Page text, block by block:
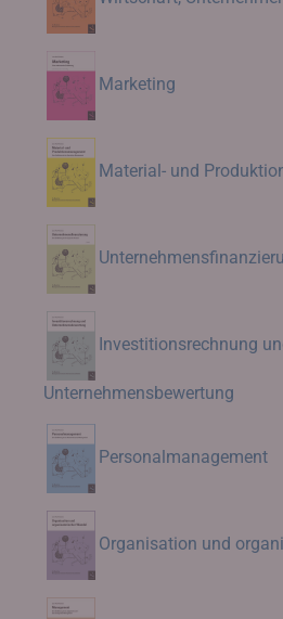
Marketing
Material- und
Investitionsrechnung
Unternehmensbewertung
Personalmanagement
Organisation und